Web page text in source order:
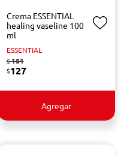
Crema ESSENTIAL
healing vaseline 100
ml
ESSENTIAL
$181
$127
Agregar